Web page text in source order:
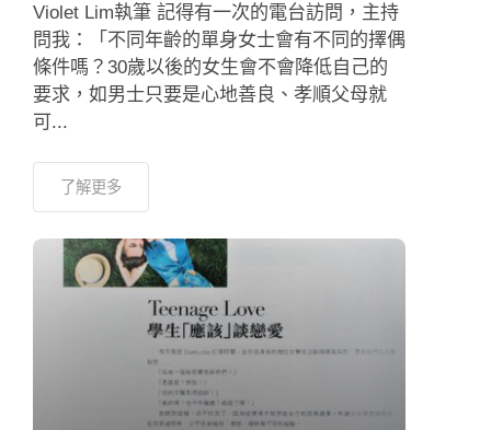
Violet Lim執筆 記得有一次的電台訪問，主持
問我：「不同年齡的單身女士會有不同的擇偶
條件嗎？30歲以後的女生會不會降低自己的
要求，如男士只要是心地善良、孝順父母就
可...
了解更多